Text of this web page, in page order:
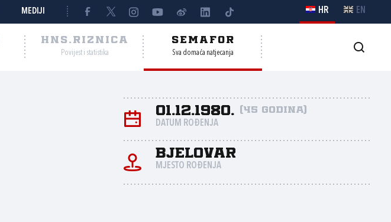
MEDIJI HR EN
HNS.RIZNICA
Povijest i statistika
SEMAFOR
Sva domaća natjecanja
01.12.1980. (45 godina)
DATUM ROĐENJA
Bjelovar
MJESTO ROĐENJA